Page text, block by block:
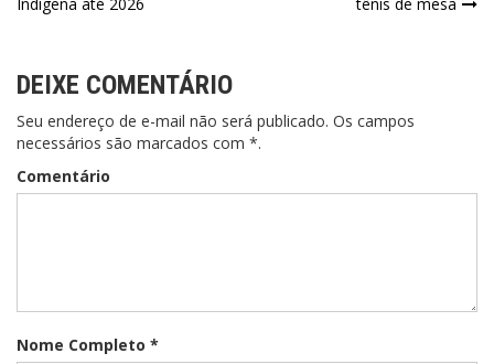
DEIXE COMENTÁRIO
Seu endereço de e-mail não será publicado. Os campos
necessários são marcados com *.
Comentário
Nome Completo *